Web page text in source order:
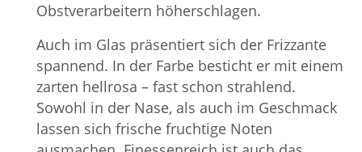
Obstverarbeitern höherschlagen.
Auch im Glas präsentiert sich der Frizzante
spannend. In der Farbe besticht er mit einem
zarten hellrosa – fast schon strahlend.
Sowohl in der Nase, als auch im Geschmack
lassen sich frische fruchtige Noten